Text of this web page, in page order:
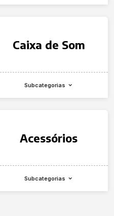
Caixa de Som
Subcategorias
Acessórios
Subcategorias